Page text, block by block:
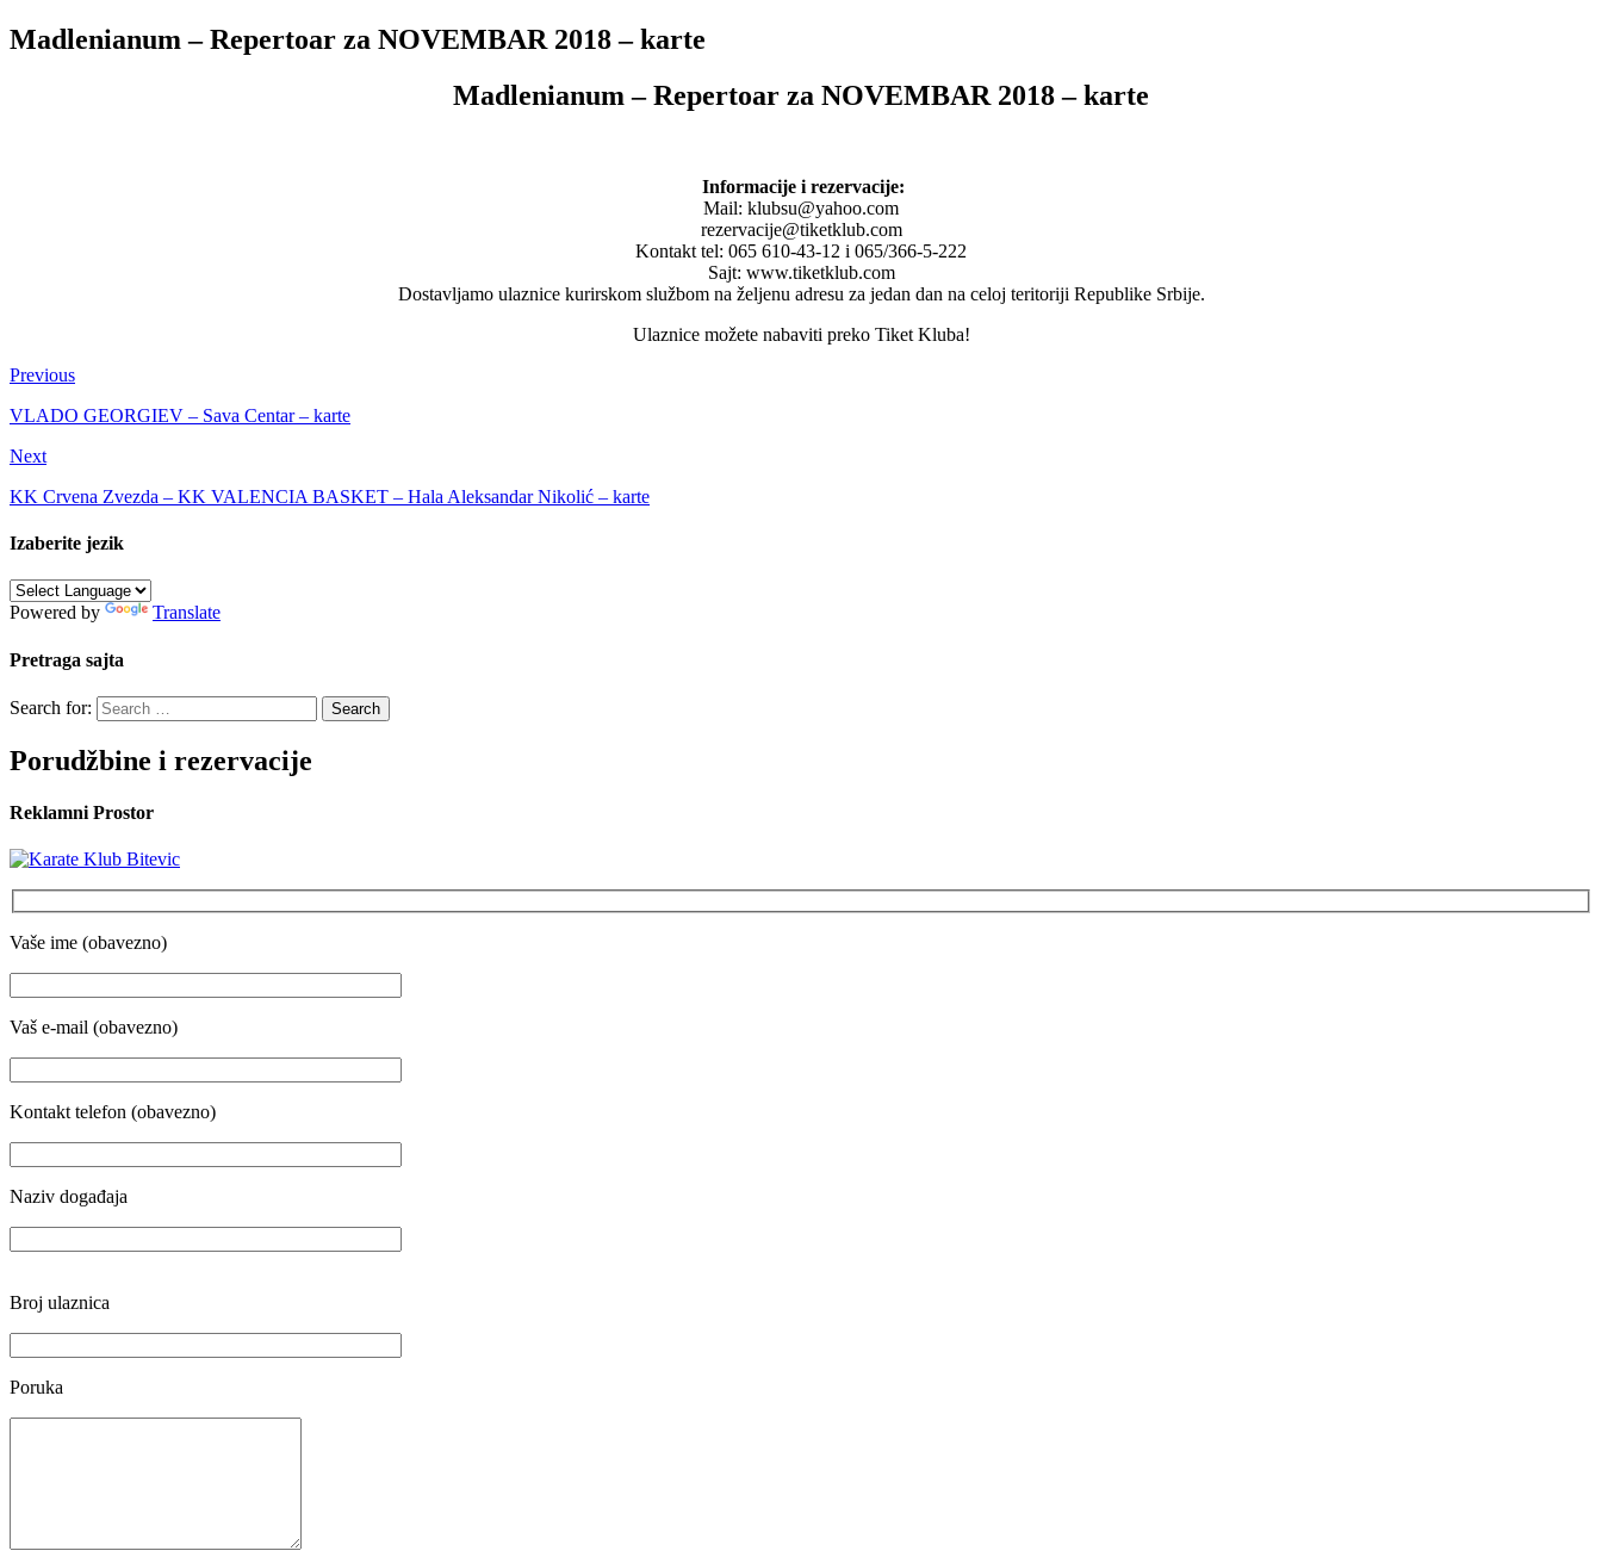
Madlenianum – Repertoar za NOVEMBAR 2018 – karte
Madlenianum – Repertoar za NOVEMBAR 2018 – karte
Informacije i rezervacije:
Mail: klubsu@yahoo.com
rezervacije@tiketklub.com
Kontakt tel: 065 610-43-12 i 065/366-5-222
Sajt: www.tiketklub.com
Dostavljamo ulaznice kurirskom službom na željenu adresu za jedan dan na celoj teritoriji Republike Srbije.
Ulaznice možete nabaviti preko Tiket Kluba!
Previous
VLADO GEORGIEV – Sava Centar – karte
Next
KK Crvena Zvezda – KK VALENCIA BASKET – Hala Aleksandar Nikolić – karte
Izaberite jezik
Powered by Translate
Pretraga sajta
Search for:
Porudžbine i rezervacije
Reklamni Prostor
Vaše ime (obavezno)
Vaš e-mail (obavezno)
Kontakt telefon (obavezno)
Naziv događaja
Broj ulaznica
Poruka